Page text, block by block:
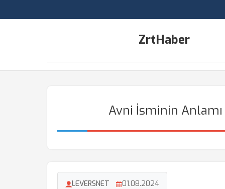
ZrtHaber
Avni İsminin Anlamı
LEVERSNET 01.08.2024